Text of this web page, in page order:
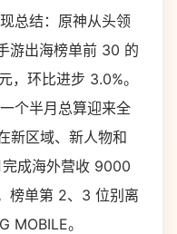
总结：原神从头领
游出海榜单前 30 的
，环比进步 3.0%。
个半月总算迎来全
新区域、新人物和
完成海外营收 9000
榜单第 2、3 位别离
MOBILE。